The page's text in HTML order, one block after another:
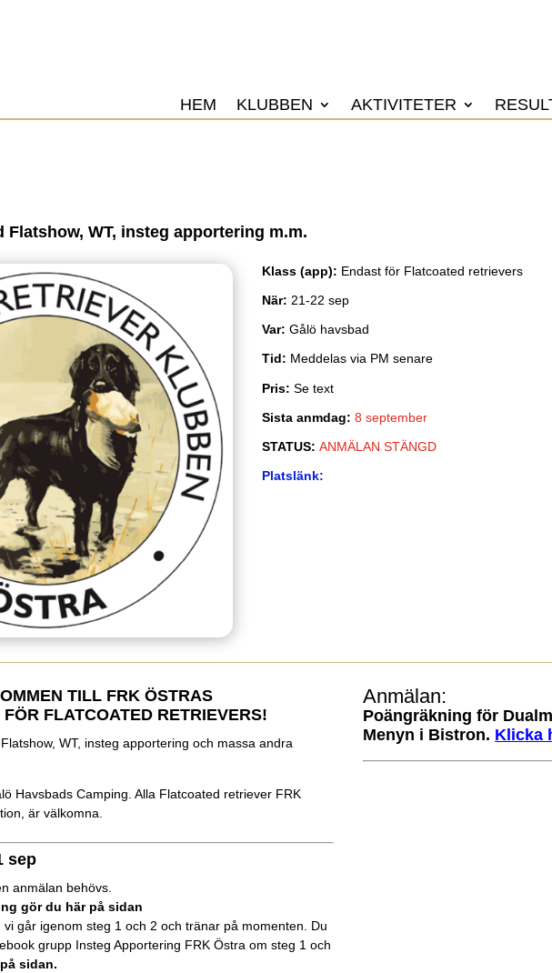
HEM KLUBBEN AKTIVITETER
WT, insteg apportering m.m.
Klass (app): Endast för Flatcoated retrievers
När: 21-22 sep
Var:Gålö havsbad
Tid: Meddelas via PM senare
Pris:Se text
Sista anmdag:8 september
STATUS:ANMÄLAN STÄNGD
Platslänk:
TILL FRK ÖSTRAS
FLATCOATED RETRIEVERS!
WT, insteg apportering och massa andra
Havsbads Camping. Alla Flatcoated retriever FRK
är välkomna.
sep
anmälan behövs.
gör du här på sidan
går igenom steg 1 och 2 och tränar på momenten. Du
grupp Insteg Apportering FRK Östra om steg 1 och
sidan.
Anmälan:
Poängräkning för
Menyn i Bistron. Klicka